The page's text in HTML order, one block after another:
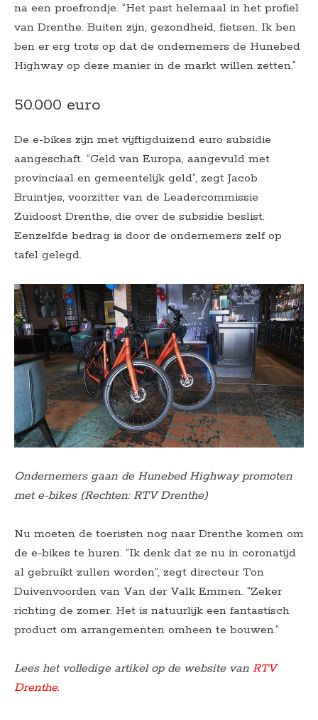
na een proefrondje. “Het past helemaal in het profiel
van Drenthe. Buiten zijn, gezondheid, fietsen. Ik ben
ben er erg trots op dat de ondernemers de Hunebed
Highway op deze manier in de markt willen zetten.”
50.000 euro
De e-bikes zijn met vijftigduizend euro subsidie
aangeschaft. “Geld van Europa, aangevuld met
provinciaal en gemeentelijk geld”, zegt Jacob
Bruintjes, voorzitter van de Leadercommissie
Zuidoost Drenthe, die over de subsidie beslist.
Eenzelfde bedrag is door de ondernemers zelf op
tafel gelegd.
Ondernemers gaan de Hunebed Highway promoten
met e-bikes (Rechten: RTV Drenthe)
Nu moeten de toeristen nog naar Drenthe komen om
de e-bikes te huren. “Ik denk dat ze nu in coronatijd
al gebruikt zullen worden”, zegt directeur Ton
Duivenvoorden van Van der Valk Emmen. “Zeker
richting de zomer. Het is natuurlijk een fantastisch
product om arrangementen omheen te bouwen.”
Lees het volledige artikel op de website van RTV
Drenthe.